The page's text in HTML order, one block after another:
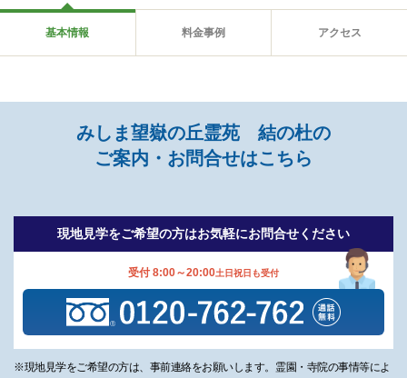
基本情報 料金事例 アクセス
みしま望嶽の丘霊苑 結の杜の
ご案内・お問合せはこちら
現地見学をご希望の方はお気軽にお問合せください
受付 8:00～20:00土日祝日も受付
※現地見学をご希望の方は、事前連絡をお願いします。霊園・寺院の事情等によ